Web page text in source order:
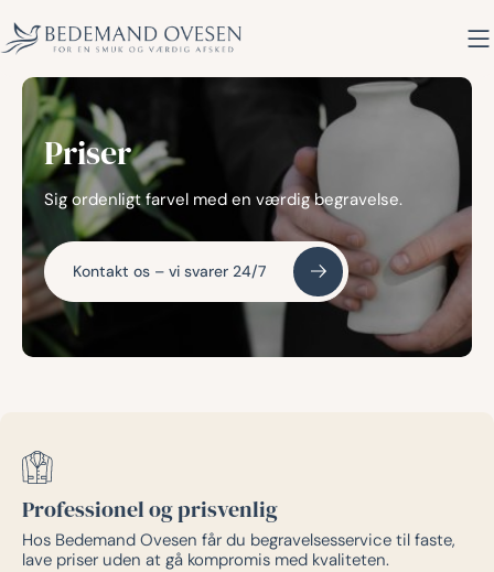
indholdet
Priser
Sig ordenligt farvel med en værdig begravelse.
Kontakt os – vi svarer 24/7
Professionel og prisvenlig
Hos Bedemand Ovesen får du begravelsesservice til faste,
lave priser uden at gå kompromis med kvaliteten.